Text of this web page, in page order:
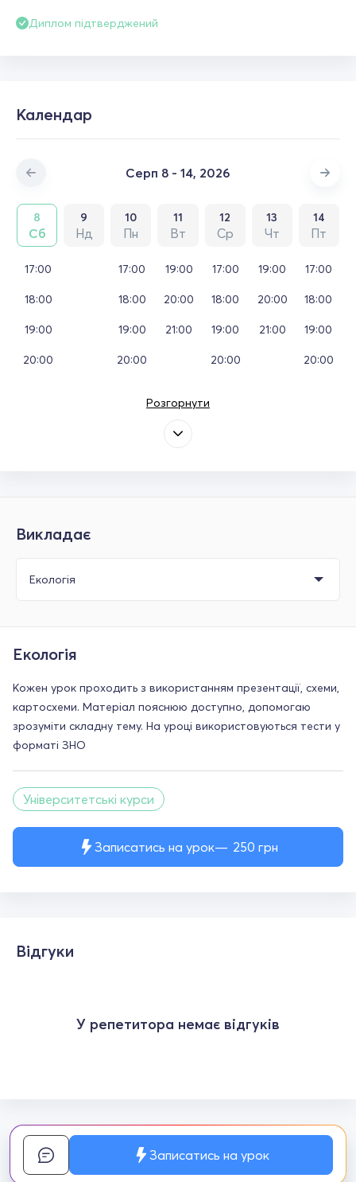
Диплом підтверджений
Календар
Серп 8 - 14, 2026
8
Сб
9
Нд
10
Пн
11
Вт
12
Ср
13
Чт
14
Пт
17:00
18:00
19:00
20:00
17:00
18:00
19:00
20:00
19:00
20:00
21:00
17:00
18:00
19:00
20:00
19:00
20:00
21:00
17:00
18:00
19:00
20:00
Розгорнути
Викладає
Записатись на урок 250 грн
Екологія
Кожен урок проходить з використанням презентації, схеми,
картосхеми. Матеріал пояснюю доступно, допомогаю
зрозуміти складну тему. На уроці використовуються тести у
форматі ЗНО
Університетські курси
Відгуки
У репетитора немає відгуків
Записатись на урок